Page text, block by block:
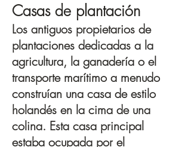
Casas de plantación
Los antiguos propietarios de
plantaciones dedicadas a la
agricultura, la ganadería o el
transporte marítimo a menudo
construían una casa de estilo
holandés en la cima de una
colina. Esta casa principal
estaba ocupada por el